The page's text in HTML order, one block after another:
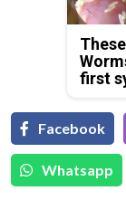
first
Facebook
Whatsapp